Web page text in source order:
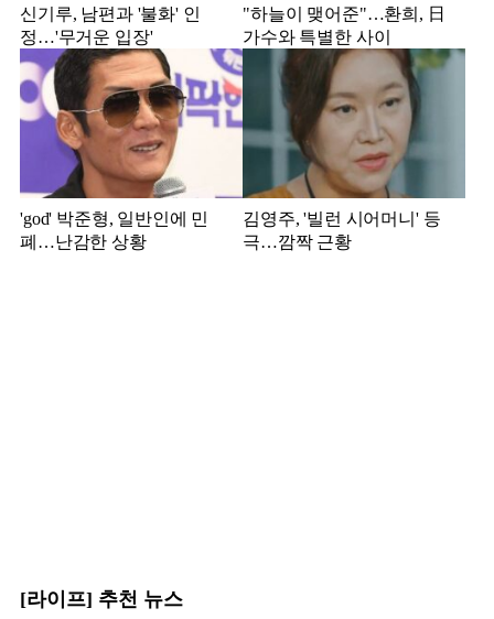
신기루, 남편과 '불화' 인
정…'무거운 입장'
"하늘이 맺어준"…환희, 日
가수와 특별한 사이
'god' 박준형, 일반인에 민
폐…난감한 상황
김영주, '빌런 시어머니' 등
극…깜짝 근황
[라이프] 추천 뉴스